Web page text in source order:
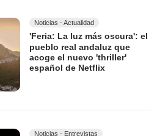
Noticias - Actualidad
'Feria: La luz más oscura': el
pueblo real andaluz que
acoge el nuevo 'thriller'
español de Netflix
Noticias - Entrevistas